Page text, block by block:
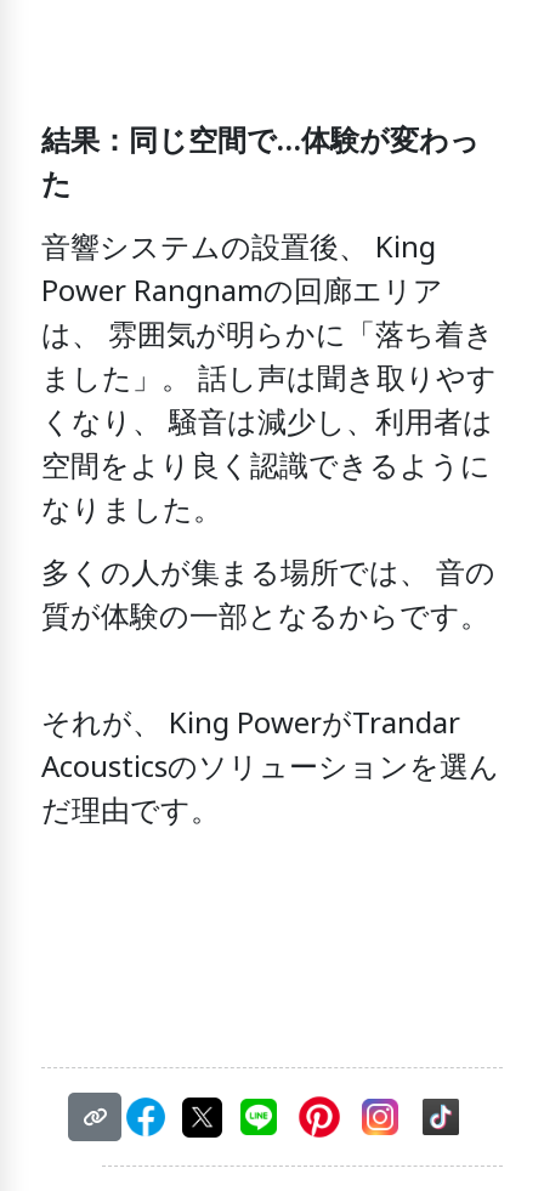
結果：同じ空間で…体験が変わっ
た
音響システムの設置後、 King
Power Rangnamの回廊エリア
は、 雰囲気が明らかに「落ち着き
ました」。話し声は聞き取りやす
くなり、
騒音は減少し、利用者は
空間をより良く認識できるように
なりました。
多くの人が集まる場所では、
音の
質が体験の一部となるからです。
それが、 King PowerがTrandar
Acousticsのソリューションを選ん
だ理由です。